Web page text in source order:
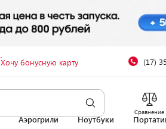
Хочу бонусную карту (17)
Сравнение
Аэрогрили Ноутбуки